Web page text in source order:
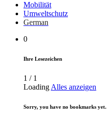
Mobilität
Umweltschutz
German
0
Ihre Lesezeichen
1 / 1
Loading Alles anzeigen
Sorry, you have no bookmarks yet.